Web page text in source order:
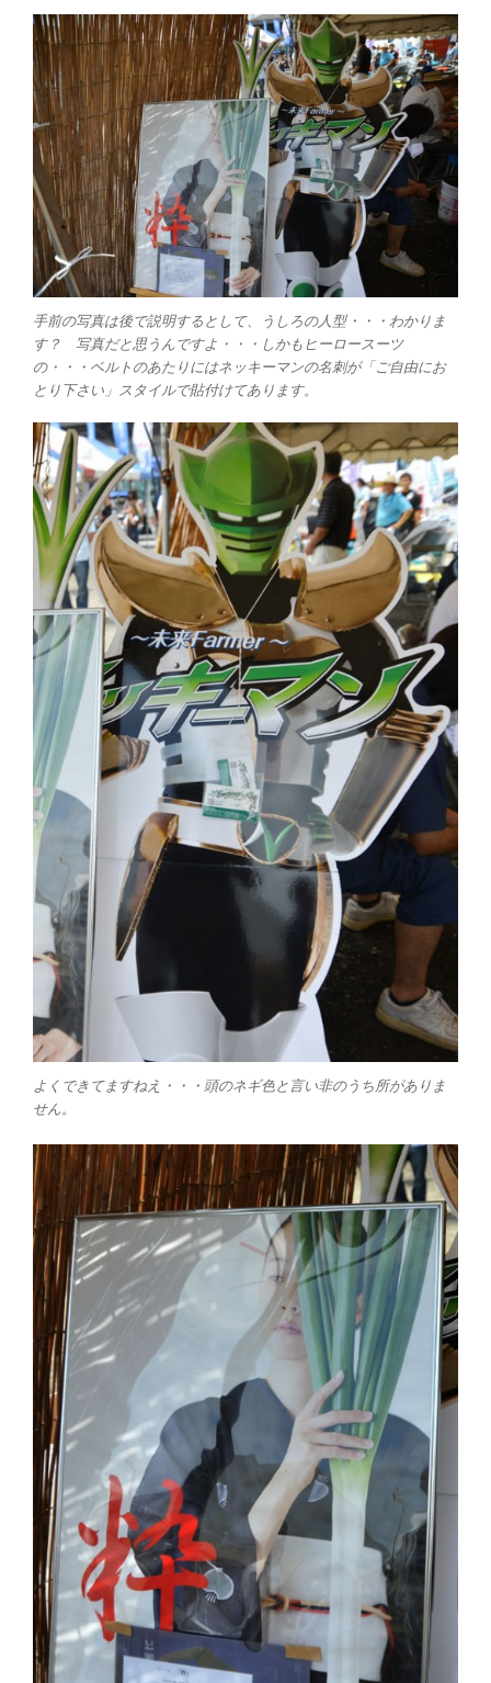
手前の写真は後で説明するとして、うしろの人型・・・わかりま
す？ 写真だと思うんですよ・・・しかもヒーロースーツ
の・・・ベルトのあたりにはネッキーマンの名刺が「ご自由にお
とり下さい」スタイルで貼付けてあります。
よくできてますねえ・・・頭のネギ色と言い非のうち所がありま
せん。